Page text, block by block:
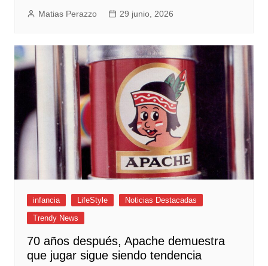
Matias Perazzo 29 junio, 2026
infancia LifeStyle
Noticias Destacadas
Trendy News
70 años después, Apache demuestra
que jugar sigue siendo tendencia